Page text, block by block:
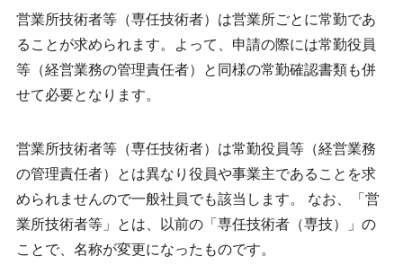
営業所技術者等（専任技術者）は営業所ごとに常勤であ
ることが求められます。よって、申請の際には常勤役員
等（経営業務の管理責任者）と同様の常勤確認書類も併
せて必要となります。
営業所技術者等（専任技術者）は常勤役員等（経営業務
の管理責任者）とは異なり役員や事業主であることを求
められませんので一般社員でも該当します。 なお、「営
業所技術者等」とは、以前の「専任技術者（専技）」の
ことで、名称が変更になったものです。